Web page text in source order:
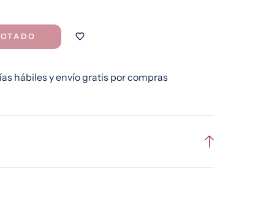
hábiles y envío gratis por compras